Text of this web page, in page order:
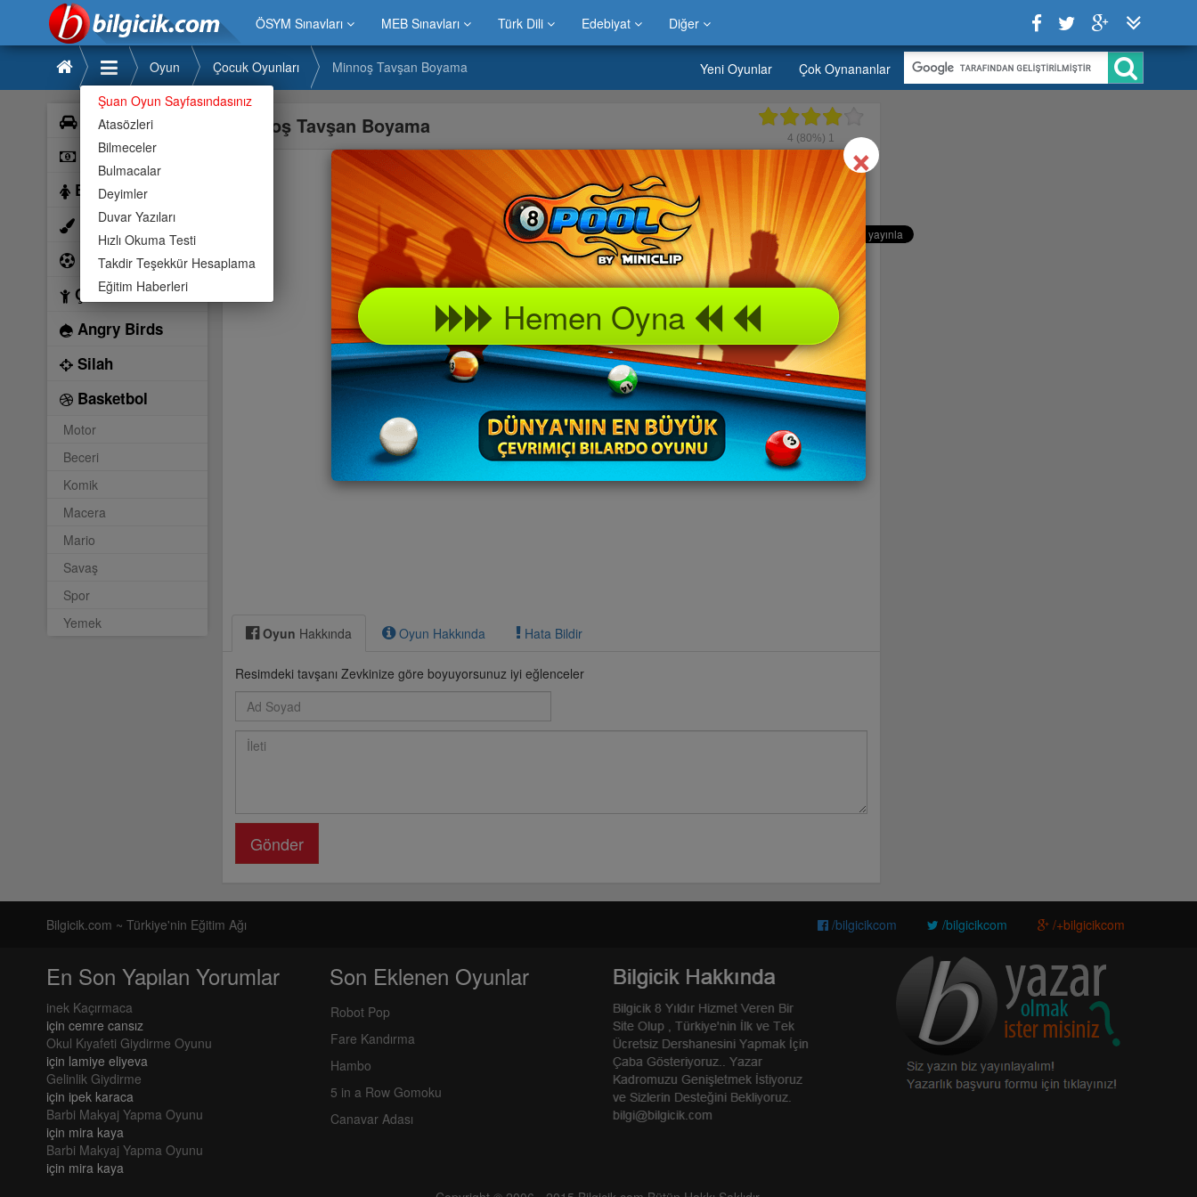
ÖSYM Sınavları MEB Sınavları Türk Dili Edebiyat Diğer
Şuan Oyun Sayfasındasınız
Atasözleri
Bilmeceler
Bulmacalar
Deyimler
Duvar Yazıları
Hızlı Okuma Testi
Takdir Teşekkür Hesaplama
Eğitim Haberleri
Oyun Çocuk Oyunları Minnoş Tavşan Boyama Yeni Oyunlar Çok Oynananlar
Araba
Bilardo
Barbie
Boyama
Futbol
Çocuk
Angry Birds
Silah
Basketbol
Motor
Beceri
Komik
Macera
Mario
Savaş
Spor
Yemek
Minnoş Tavşan Boyama 4 (80%) 1
Oyun Hakkında Oyun Hakkında Hata Bildir
Resimdeki tavşanı Zevkinize göre boyuyorsunuz iyi eğlenceler
Gönder
Bilgicik.com ~ Türkiye'nin Eğitim Ağı /bilgicikcom /bilgicikcom /+bilgicikcom
En Son Yapılan Yorumlar
inek Kaçırmaca
için cemre cansız
Okul Kıyafeti Giydirme Oyunu
için lamiye eliyeva
Gelinlik Giydirme
için ipek karaca
Barbi Makyaj Yapma Oyunu
için mira kaya
Barbi Makyaj Yapma Oyunu
için mira kaya
Son Eklenen Oyunlar
Robot Pop
Fare Kandırma
Hambo
5 in a Row Gomoku
Canavar Adası
×Close
Hemen Oyna